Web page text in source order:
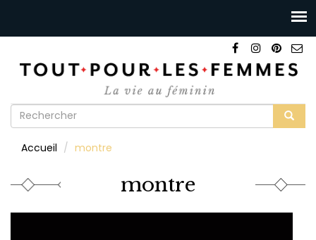
Formulaire
recherche
Accueil montre
montre